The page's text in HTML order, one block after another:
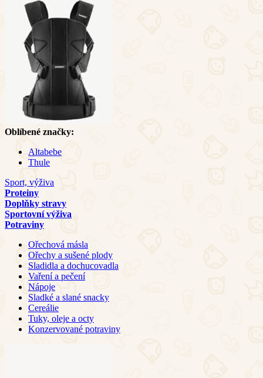
Oblíbené značky:
Altabebe
Thule
Sport, výživa
Proteiny
Doplňky stravy
Sportovní výživa
Potraviny
Ořechová másla
Ořechy a sušené plody
Sladidla a dochucovadla
Vaření a pečení
Nápoje
Sladké a slané snacky
Cereálie
Tuky, oleje a octy
Konzervované potraviny